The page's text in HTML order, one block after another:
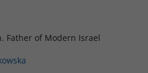
Father of Modern Israel